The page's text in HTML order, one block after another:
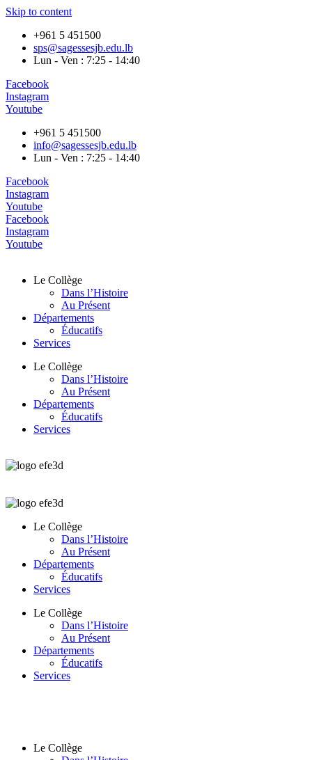
Skip to content
+961 5 451500
sps@sagessesjb.edu.lb
Lun - Ven : 7:25 - 14:40
Facebook
Instagram
Youtube
+961 5 451500
info@sagessesjb.edu.lb
Lun - Ven : 7:25 - 14:40
Facebook
Instagram
Youtube
Facebook
Instagram
Youtube
Le Collège
Dans l’Histoire
Au Présent
Départements
Éducatifs
Services
Le Collège
Dans l’Histoire
Au Présent
Départements
Éducatifs
Services
Le Collège
Dans l’Histoire
Au Présent
Départements
Éducatifs
Services
Le Collège
Dans l’Histoire
Au Présent
Départements
Éducatifs
Services
Le Collège